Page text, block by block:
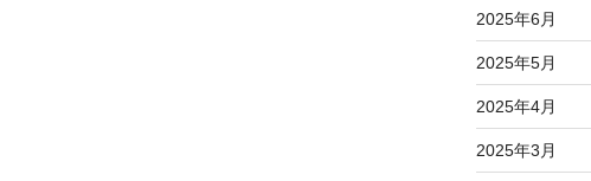
2025年6月
2025年5月
2025年4月
2025年3月